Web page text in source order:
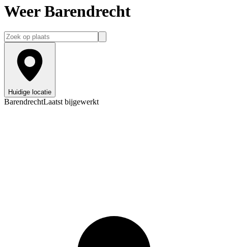
Weer Barendrecht
Huidige locatie
BarendrechtLaatst bijgewerkt